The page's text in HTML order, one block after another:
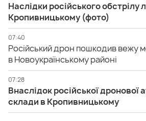
Наслідки російського обстрілу
Кропивницькому (фото)
07:40
Російський дрон пошкодив вежу
в Новоукраїнському районі
07:28
Внаслідок російської дронової
склади в Кропивницькому